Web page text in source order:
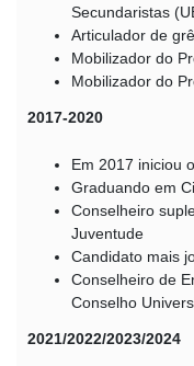
Secundaristas
Articulador de
Mobilizador do
Mobilizador do
2017-2020
Em 2017 iniciou o
Graduando em
Conselheiro
Juventude
Candidato mais
Conselheiro de
Conselho
2021/2022/2023/2024